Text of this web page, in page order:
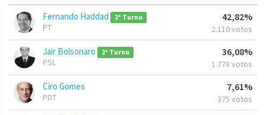
Fernando Haddad 2º Turno
PT
42,82%
2.110 votos
Jair Bolsonaro 2º Turno
PSL
36,08%
1.778 votos
Ciro Gomes
PDT
7,61%
375 votos